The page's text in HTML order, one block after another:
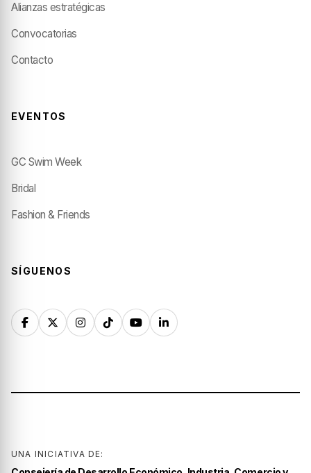
Alianzas estratégicas
Convocatorias
Contacto
EVENTOS
GC Swim Week
Bridal
Fashion & Friends
SÍGUENOS
UNA INICIATIVA DE: